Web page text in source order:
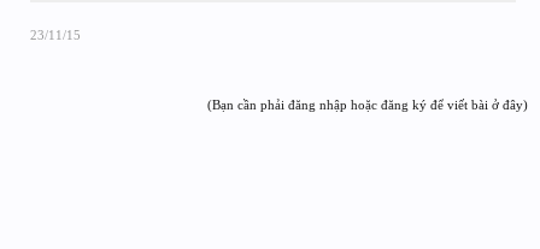
23/11/15
(Bạn cần phải đăng nhập hoặc đăng ký để viết bài ở đây)